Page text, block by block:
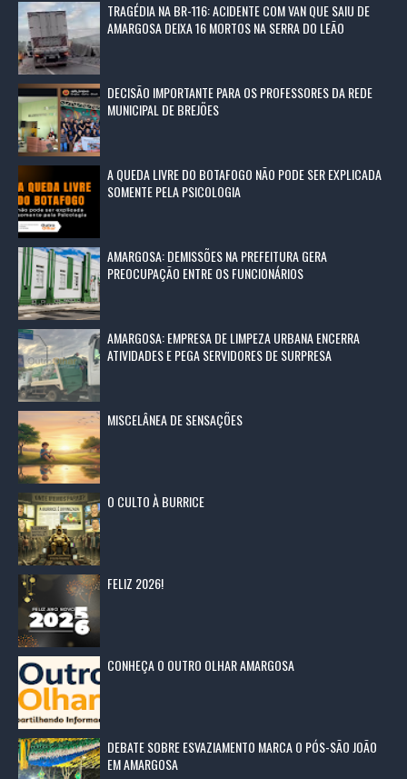
TRAGÉDIA NA BR-116: ACIDENTE COM VAN QUE SAIU DE
AMARGOSA DEIXA 16 MORTOS NA SERRA DO LEÃO
DECISÃO IMPORTANTE PARA OS PROFESSORES DA REDE
MUNICIPAL DE BREJÕES
A QUEDA LIVRE DO BOTAFOGO NÃO PODE SER EXPLICADA
SOMENTE PELA PSICOLOGIA
AMARGOSA: DEMISSÕES NA PREFEITURA GERA
PREOCUPAÇÃO ENTRE OS FUNCIONÁRIOS
AMARGOSA: EMPRESA DE LIMPEZA URBANA ENCERRA
ATIVIDADES E PEGA SERVIDORES DE SURPRESA
MISCELÂNEA DE SENSAÇÕES
O CULTO À BURRICE
FELIZ 2026!
CONHEÇA O OUTRO OLHAR AMARGOSA
DEBATE SOBRE ESVAZIAMENTO MARCA O PÓS-SÃO JOÃO
EM AMARGOSA